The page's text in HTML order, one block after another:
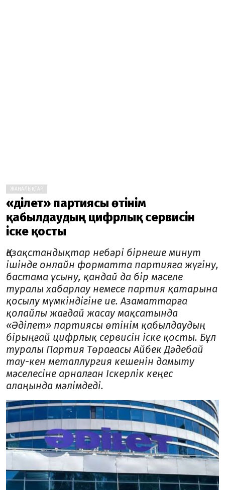
ЖАҢАЛЫҚТАР
«Әділет» партиясы өтінім
қабылдаудың цифрлық сервисін
іске қосты
Қазақстандықтар небәрі бірнеше минут
ішінде онлайн форматта партияға жүгіну,
бастама ұсыну, қандай да бір мәселе
туралы хабарлау немесе партия қатарына
қосылу мүмкіндігіне ие. Азаматтарға
қолайлы жағдай жасау мақсатында
«Әділет» партиясы өтінім қабылдаудың
бірыңғай цифрлық сервисін іске қосты. Бұл
туралы Партия Төрағасы Айбек Дәдебай
тау-кен металлургия кешенін дамыту
мәселесіне арналған Іскерлік кеңес
алаңында мәлімдеді.